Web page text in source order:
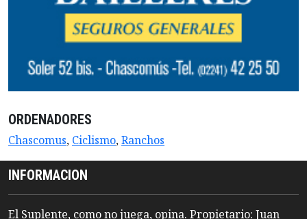
ORDENADORES
Chascomus, Ciclismo,Ranchos
INFORMACION
El Suplente, como no juega, opina. Propietario: Juan